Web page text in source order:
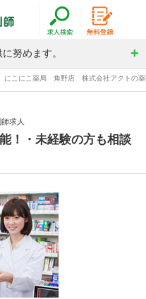
努めます。
にこにこ薬局 角野店 株式会社アクトの薬
求人
！・未経験の方も相談